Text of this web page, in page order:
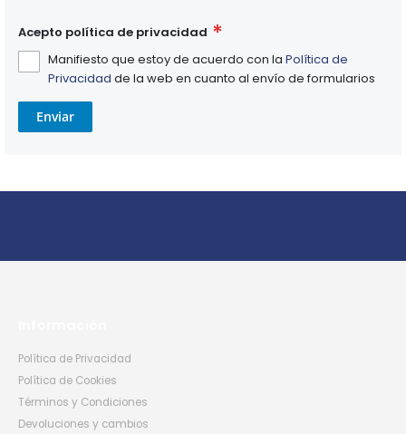
Acepto política de privacidad
Manifiesto que estoy de acuerdo con la Política de
Privacidad de la web en cuanto al envío de formularios
Enviar
Política de Privacidad
Política de Cookies
Términos y Condiciones
Devoluciones y cambios